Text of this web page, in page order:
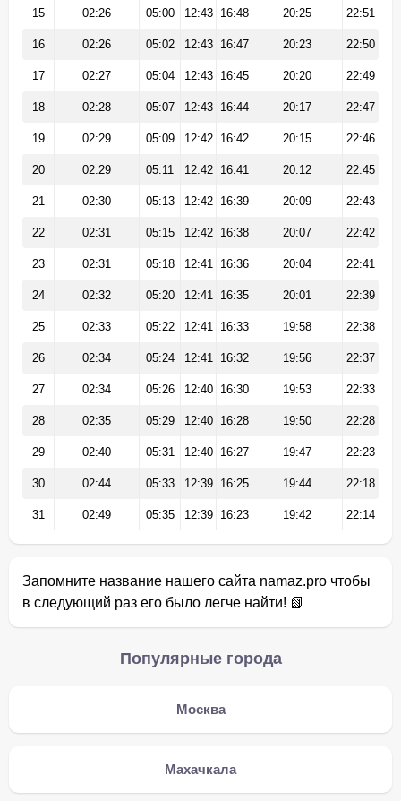
15 02:26 05:00 12:43 16:48 20:25 22:51
16 02:26 05:02 12:43 16:47 20:23 22:50
17 02:27 05:04 12:43 16:45 20:20 22:49
18 02:28 05:07 12:43 16:44 20:17 22:47
19 02:29 05:09 12:42 16:42 20:15 22:46
20 02:29 05:11 12:42 16:41 20:12 22:45
21 02:30 05:13 12:42 16:39 20:09 22:43
22 02:31 05:15 12:42 16:38 20:07 22:42
23 02:31 05:18 12:41 16:36 20:04 22:41
24 02:32 05:20 12:41 16:35 20:01 22:39
25 02:33 05:22 12:41 16:33 19:58 22:38
26 02:34 05:24 12:41 16:32 19:56 22:37
27 02:34 05:26 12:40 16:30 19:53 22:33
28 02:35 05:29 12:40 16:28 19:50 22:28
29 02:40 05:31 12:40 16:27 19:47 22:23
30 02:44 05:33 12:39 16:25 19:44 22:18
31 02:49 05:35 12:39 16:23 19:42 22:14
Запомните название нашего сайта namaz.pro чтобы
в следующий раз его было легче найти! 📗
Популярные города
Москва
Махачкала